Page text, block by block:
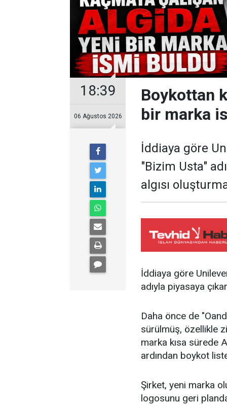
18:39
06 Ağustos 2026
Boykottan
bir marka
İddiaya göre
"Bizim Usta"
algısı
İddiaya göre
adıyla piyasaya
Daha önce de
sürülmüş, özellikle
marka kısa sürede
ardından boykot
Şirket, yeni marka
logosunu geri